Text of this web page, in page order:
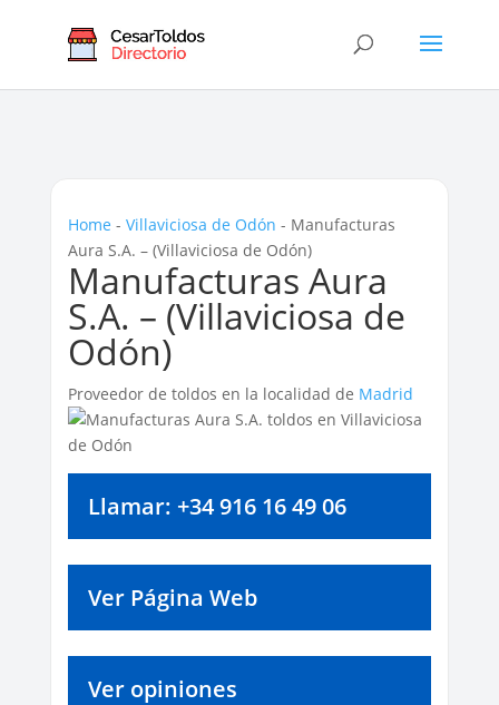
Home - Villaviciosa de Odón - Manufacturas
Aura S.A. – (Villaviciosa de Odón)
Manufacturas Aura
S.A. – (Villaviciosa de
Odón)
Proveedor de toldos en la localidad de Madrid
Llamar: +34 916 16 49 06
Ver Página Web
Ver opiniones